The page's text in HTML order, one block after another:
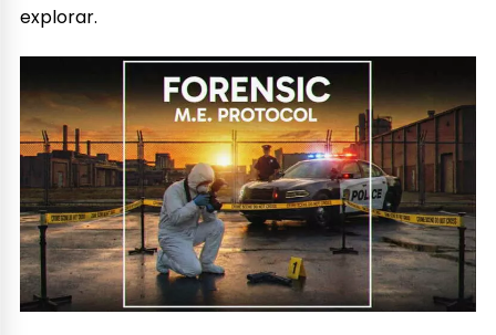
explorar.